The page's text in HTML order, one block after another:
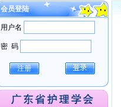
会员登陆
用户名
密 码
注册